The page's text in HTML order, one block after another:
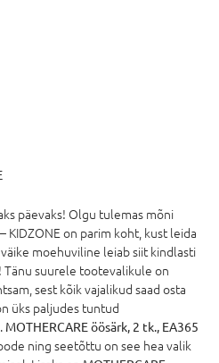
päevaks! Olgu tulemas mõni
KIDZONE on parim koht, kust leida
moehuviline leiab siit kindlasti
Tänu suurele tootevalikule on
sest kõik vajalikud saad osta
üks paljudes tuntud
MOTHERCARE öösärk, 2 tk., EA365
ning seetõttu on see hea valik